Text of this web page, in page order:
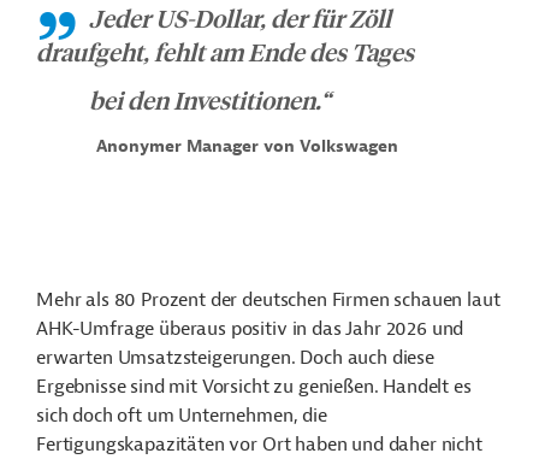
Jeder US-Dollar, der für Zöll
draufgeht, fehlt am Ende des Tages
bei den Investitionen.“
Anonymer Manager von Volkswagen
Mehr als 80 Prozent der deutschen Firmen schauen laut
AHK-Umfrage überaus positiv in das Jahr 2026 und
erwarten Umsatzsteigerungen. Doch auch diese
Ergebnisse sind mit Vorsicht zu genießen. Handelt es
sich doch oft um Unternehmen, die
Fertigungskapazitäten vor Ort haben und daher nicht